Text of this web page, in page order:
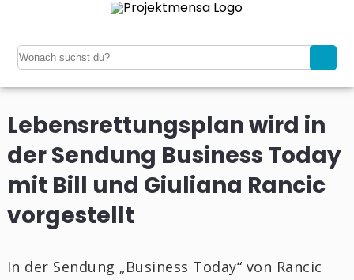
Lebensrettungsplan wird in
der Sendung Business Today
mit Bill und Giuliana Rancic
vorgestellt
In der Sendung „Business Today“ von Rancic